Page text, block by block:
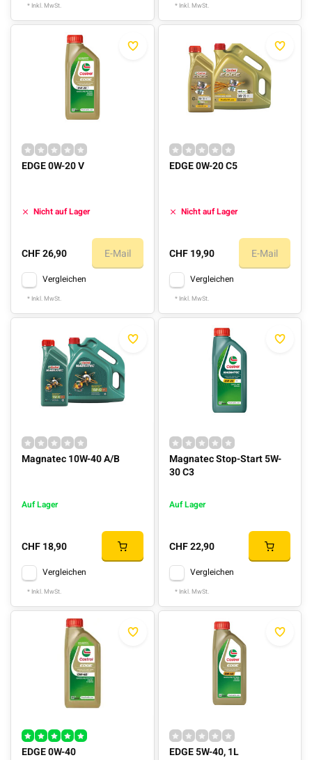
* Inkl. MwSt. * Inkl. MwSt.
EDGE 0W-20 V
Nicht auf Lager
CHF 26,90 E-Mail
Vergleichen
* Inkl. MwSt.
EDGE 0W-20 C5
Nicht auf Lager
CHF 19,90 E-Mail
Vergleichen
* Inkl. MwSt.
Magnatec 10W-40 A/B
Auf Lager
CHF 18,90
Vergleichen
* Inkl. MwSt.
Magnatec Stop-Start 5W-
30 C3
Auf Lager
CHF 22,90
Vergleichen
* Inkl. MwSt.
EDGE 0W-40 EDGE 5W-40, 1L